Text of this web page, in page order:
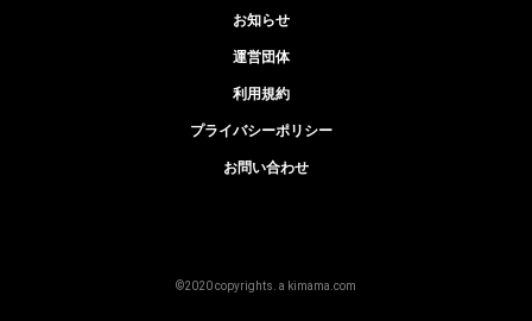
お知らせ
運営団体
利用規約
プライバシーポリシー
お問い合わせ
©2020 copyrights. a kimama.com